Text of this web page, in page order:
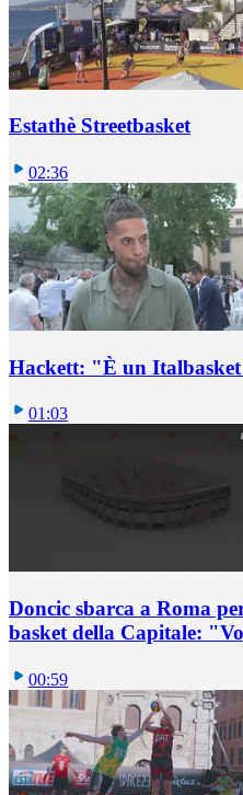
Estathè Streetbasket
02:36
Hackett: "È un
01:03
Doncic sbarca a Roma
basket della Capitale:
00:59